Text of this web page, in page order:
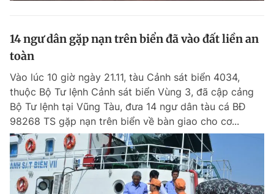
14 ngư dân gặp nạn trên biển đã vào đất liền an
toàn
Vào lúc 10 giờ ngày 21.11, tàu Cảnh sát biển 4034,
thuộc Bộ Tư lệnh Cảnh sát biển Vùng 3, đã cập cảng
Bộ Tư lệnh tại Vũng Tàu, đưa 14 ngư dân tàu cá BĐ
98268 TS gặp nạn trên biển về bàn giao cho cơ...